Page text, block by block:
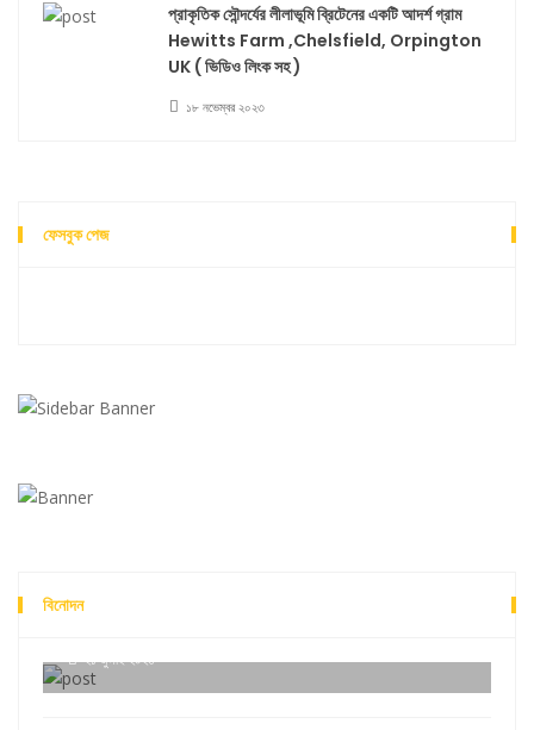
প্রাকৃতিক সৌন্দর্যের লীলাভূমি ব্রিটেনের একটি আদর্শ গ্রাম
Hewitts Farm ,Chelsfield, Orpington
UK ( ভিডিও লিংক সহ )
১৮ নভেম্বর ২০২৩
ফেসবুক পেজ
বিনোদন
২১ জুলাই ২০২৬